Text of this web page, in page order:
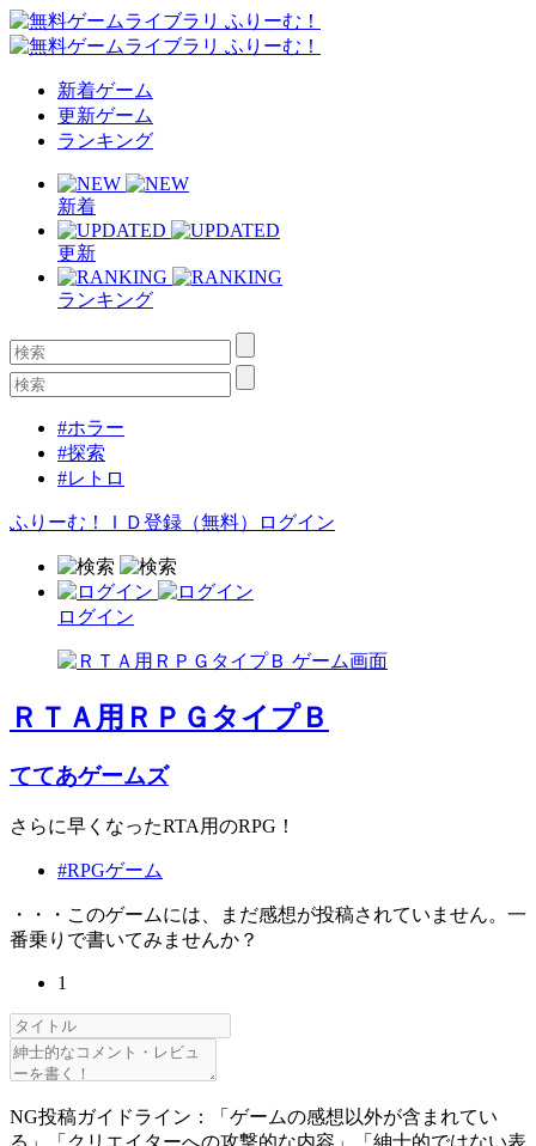
新着ゲーム
更新ゲーム
ランキング
新着
更新
ランキング
#ホラー
#探索
#レトロ
ふりーむ！ＩＤ登録（無料） ログイン
ログイン
ＲＴＡ用ＲＰＧタイプＢ
ててあゲームズ
さらに早くなったRTA用のRPG！
#RPGゲーム
・・・このゲームには、まだ感想が投稿されていません。一
番乗りで書いてみませんか？
1
NG投稿ガイドライン：「ゲームの感想以外が含まれてい
る」「クリエイターへの攻撃的な内容」「紳士的ではない表